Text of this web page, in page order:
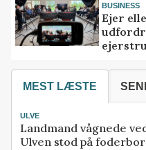
BUSINESS
Ejer
MEST LÆSTE
ULVE
Landmand vågnede
Ulven stod på